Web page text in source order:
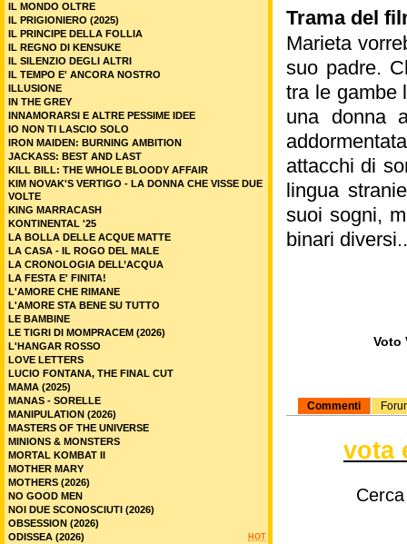
Trama del
Marieta
suo padre.
tra le gambe
una donna
attacchi di
lingua
suoi sogni,
binari
Voto
Commenti
vota
IL MONDO OLTRE
IL PRIGIONIERO (2025)
IL PRINCIPE DELLA FOLLIA
IL REGNO DI KENSUKE
IL SILENZIO DEGLI ALTRI
IL TEMPO E' ANCORA NOSTRO
ILLUSIONE
IN THE GREY
INNAMORARSI E ALTRE PESSIME IDEE
IO NON TI LASCIO SOLO
IRON MAIDEN: BURNING AMBITION
JACKASS: BEST AND LAST
KILL BILL: THE WHOLE BLOODY AFFAIR
KIM NOVAK'S VERTIGO - LA DONNA CHE VISSE DUE
VOLTE
KING MARRACASH
KONTINENTAL '25
LA BOLLA DELLE ACQUE MATTE
LA CASA - IL ROGO DEL MALE
LA CRONOLOGIA DELL’ACQUA
LA FESTA E' FINITA!
L'AMORE CHE RIMANE
L'AMORE STA BENE SU TUTTO
LE BAMBINE
LE TIGRI DI MOMPRACEM (2026)
L'HANGAR ROSSO
LOVE LETTERS
LUCIO FONTANA, THE FINAL CUT
MAMA (2025)
MANAS - SORELLE
MANIPULATION (2026)
MASTERS OF THE UNIVERSE
MINIONS & MONSTERS
MORTAL KOMBAT II
MOTHER MARY
MOTHERS (2026)
NO GOOD MEN
NOI DUE SCONOSCIUTI (2026)
OBSESSION (2026)
HOT
ODISSEA (2026)